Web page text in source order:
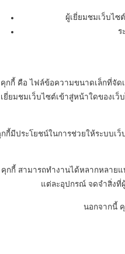
ผู้เยี่ยมชมเว็บไซ
ร
คุกกี้ คือ ไฟล์ข้อความขนาดเล็กที่จัด
เยี่ยมชมเว็บไซต์เข้าสู่หน้าใดของเ
กกี้มีประโยชน์ในการช่วยให้ระบบเ
คุกกี้ สามารถทำงานได้หลากหลาย
แต่ละอุปกรณ์ จดจำสิ่งที่
นอกจากนี้